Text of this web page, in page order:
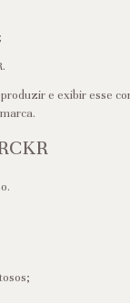
e exibir esse